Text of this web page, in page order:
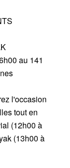
au 141
l'occasion
tout en
(12h00 à
(13h00 à